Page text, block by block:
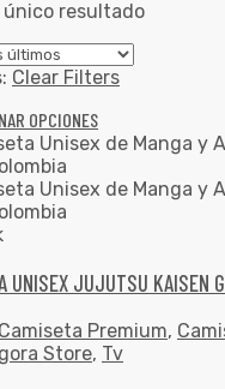
único resultado
Clear Filters
OPCIONES
UNISEX JUJUTSU KAISEN
Camiseta Premium,
Store, Tv